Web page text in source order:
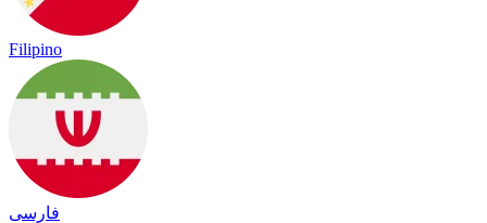
Filipino
فارسی